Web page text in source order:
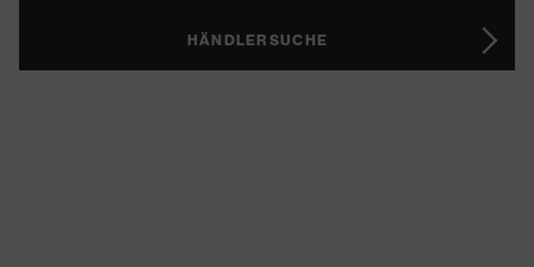
HÄNDLERSUCHE